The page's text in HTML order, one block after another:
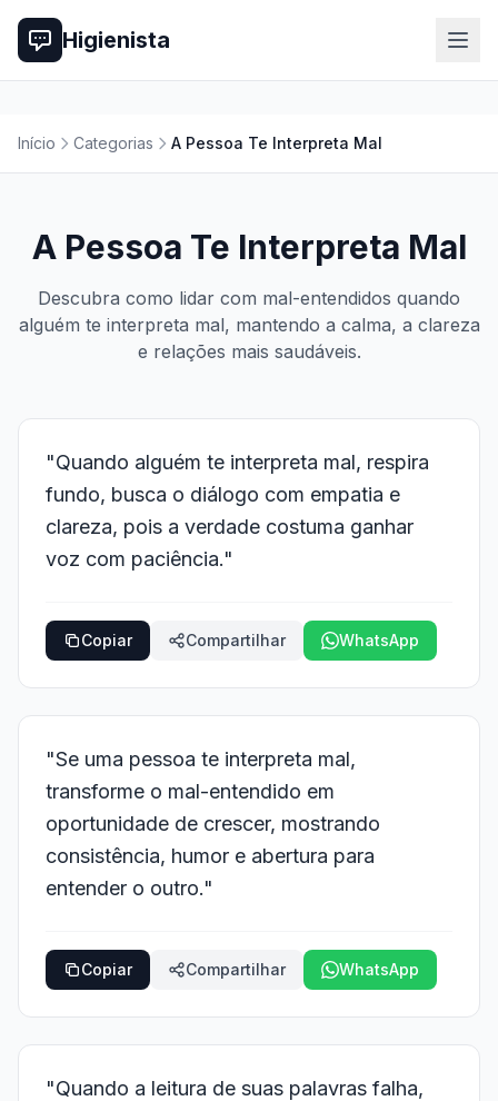
Higienista
Início Categorias A Pessoa Te Interpreta Mal
A Pessoa Te Interpreta Mal
Descubra como lidar com mal-entendidos quando
alguém te interpreta mal, mantendo a calma, a clareza
e relações mais saudáveis.
"Quando alguém te interpreta mal, respira
fundo, busca o diálogo com empatia e
clareza, pois a verdade costuma ganhar
voz com paciência."
Copiar Compartilhar WhatsApp
"Se uma pessoa te interpreta mal,
transforme o mal-entendido em
oportunidade de crescer, mostrando
consistência, humor e abertura para
entender o outro."
Copiar Compartilhar WhatsApp
"Quando a leitura de suas palavras falha,